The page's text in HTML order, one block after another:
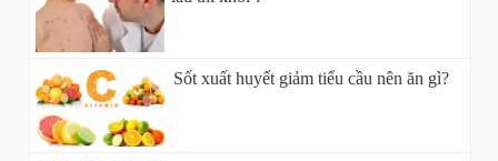
Sốt xuất huyết giảm tiểu cầu nên ăn gì?